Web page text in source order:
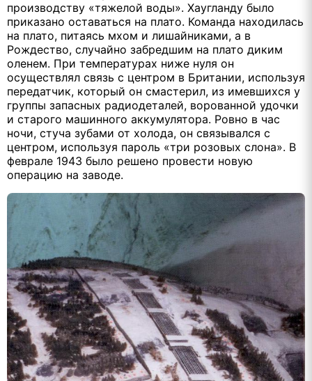
производству «тяжелой воды». Хаугланду было
приказано оставаться на плато. Команда находилась
на плато, питаясь мхом и лишайниками, а в
Рождество, случайно забредшим на плато диким
оленем. При температурах ниже нуля он
осуществлял связь с центром в Британии, используя
передатчик, который он смастерил, из имевшихся у
группы запасных радиодеталей, ворованной удочки
и старого машинного аккумулятора. Ровно в час
ночи, стуча зубами от холода, он связывался с
центром, используя пароль «три розовых слона». В
феврале 1943 было решено провести новую
операцию на заводе.